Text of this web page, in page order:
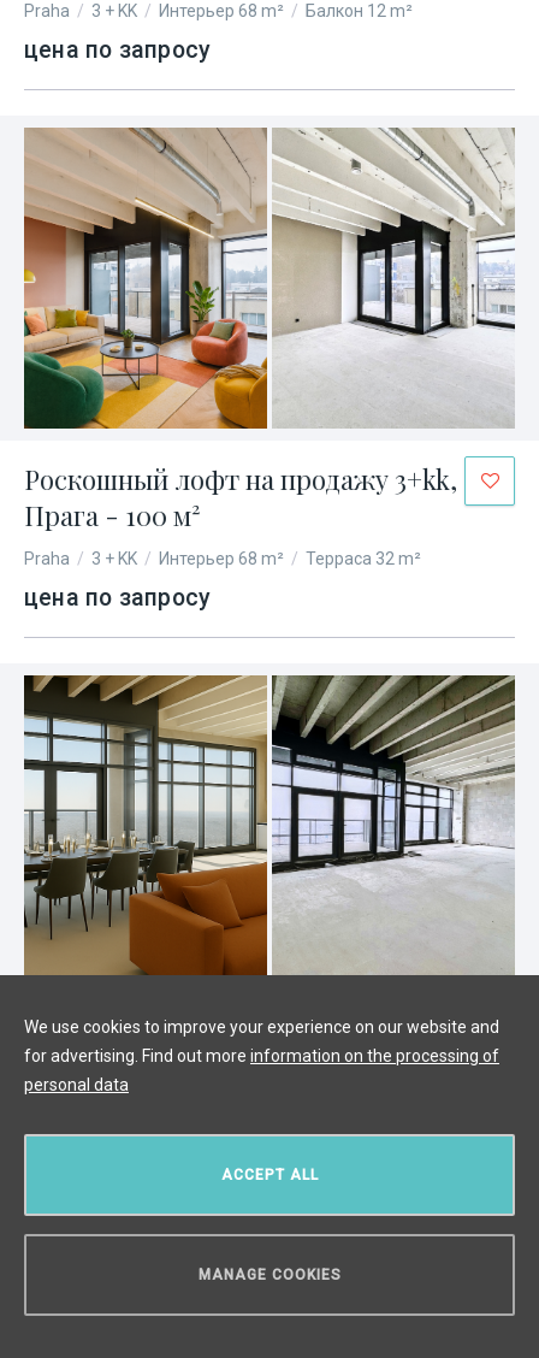
Praha / 3 + KK / Интерьер 68 m² / Балкон 12 m²
цена по запросу
Роскошный лофт на продажу 3+kk,
Прага - 100 м²
Praha / 3 + KK / Интерьер 68 m² / Терраса 32 m²
цена по запросу
Лофт 3+kk на продажу с террасой,
Прага - 130 м²
цена по запросу
ACCEPT ALL
MANAGE COOKIES
We use cookies to improve your experience on our website and
for advertising. Find out more information on the processing of
personal data